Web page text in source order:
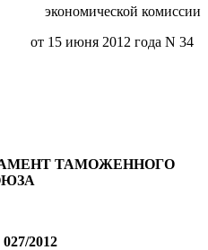
экономической комиссии
от 15 июня 2012 года N 34
ТАМОЖЕННОГО
2012